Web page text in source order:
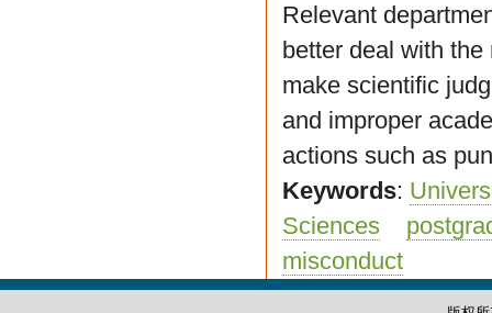
Relevant
better deal with
make scientific
and improper
actions such as
Keywords:
Sciences
misconduct